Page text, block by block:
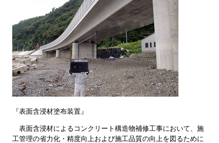
『表面含浸材塗布装置』
表面含浸材によるコンクリート構造物補修工事において、施
工管理の省力化・精度向上および施工品質の向上を図るために